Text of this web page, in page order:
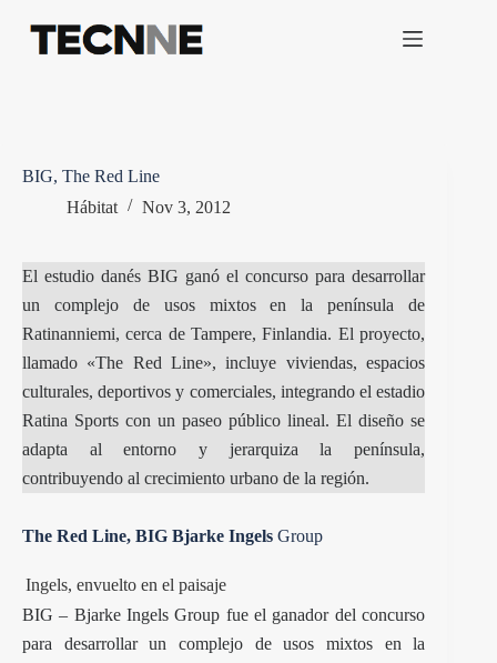
contenido
BIG, The Red Line
Hábitat
Nov 3, 2012
El estudio danés BIG ganó el concurso para desarrollar
un complejo de usos mixtos en la península de
Ratinanniemi, cerca de Tampere, Finlandia. El proyecto,
llamado «The Red Line», incluye viviendas, espacios
culturales, deportivos y comerciales, integrando el estadio
Ratina Sports con un paseo público lineal. El diseño se
adapta al entorno y jerarquiza la península,
contribuyendo al crecimiento urbano de la región.
The Red Line, BIG Bjarke Ingels Group
Ingels, envuelto en el paisaje
BIG – Bjarke Ingels Group fue el ganador del concurso
para desarrollar un complejo de usos mixtos en la